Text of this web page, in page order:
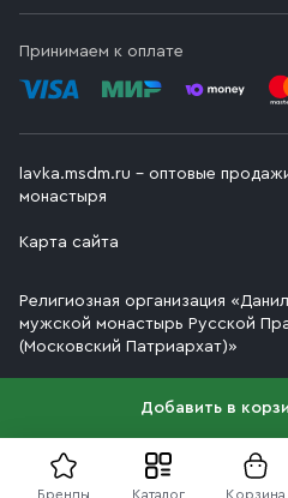
Бренды Каталог Корзина
Добавить в
Принимаем к оплате
lavka.msdm.ru – оптовые
монастыря
Карта сайта
Религиозная организация
мужской монастырь Русской
(Московский Патриархат)»